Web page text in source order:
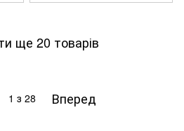
ще 20 товарів
1 з 28 Вперед